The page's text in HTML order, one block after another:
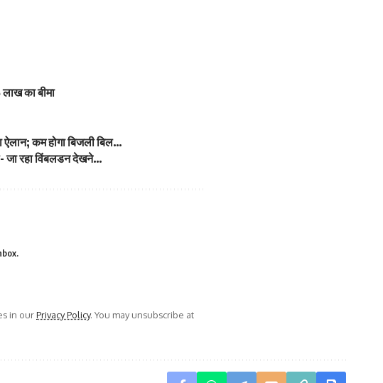
का बीमा
ऐलान; कम होगा बिजली बिल…
जा रहा विंबलडन देखने…
in ourPrivacy Policy. You may unsubscribe at